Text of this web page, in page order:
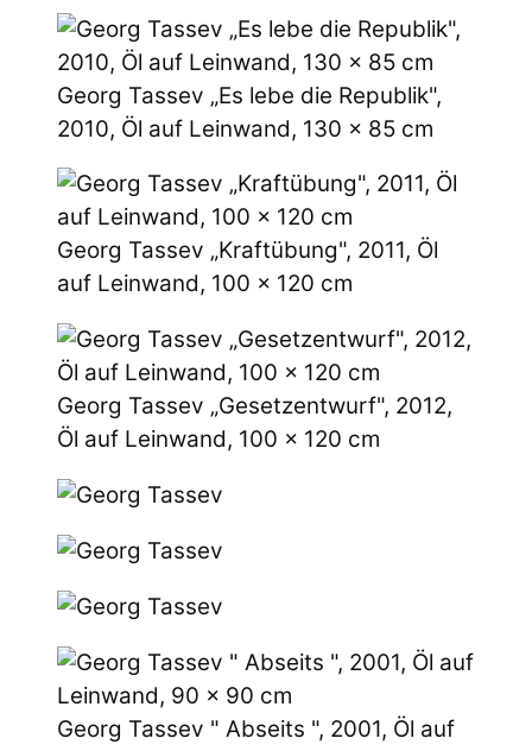
Georg Tassev „Es lebe die Republik",
2010, Öl auf Leinwand, 130 x 85 cm
Georg Tassev „Kraftübung", 2011, Öl
auf Leinwand, 100 x 120 cm
Georg Tassev „Gesetzentwurf", 2012,
Öl auf Leinwand, 100 x 120 cm
Georg Tassev " Abseits ", 2001, Öl auf